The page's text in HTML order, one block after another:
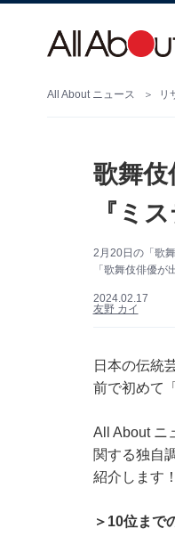
All About ニュース リ
歌舞
『ミ
2月20日の「歌
「歌舞伎俳優
2024.02.17
友野 カイ
日本の伝統
前で初めて
All About ニ
関する独自
紹介します！
＞10位まで